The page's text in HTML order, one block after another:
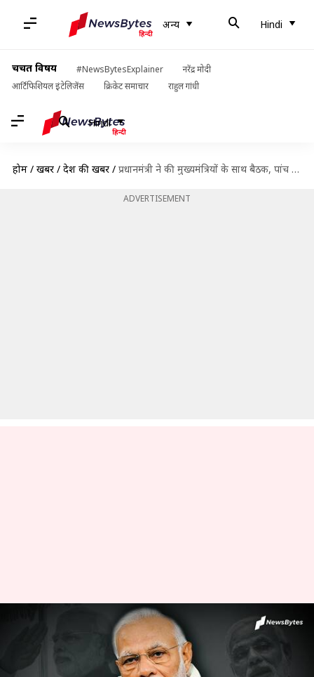
अन्य Hindi
चर्चित विषय #NewsBytesExplainer
नरेंद्र मोदी
आर्टिफिशियल इंटेलिजेंस
क्रिकेट समाचार राहुल गांधी
Hindi
होम / खबरें / देश की खबरें / प्रधानमंत्री ने की मुख्यमंत्रियों के साथ बैठक, पांच राज्यों में बताई टेस्टिंग बढ़ाने की जरूरत
ADVERTISEMENT
प्रधानमंत्री ने की मुख्यमंत्रियों के साथ
बैठक, पांच राज्यों में बताई टेस्टिंग
बढ़ाने की जरूरत